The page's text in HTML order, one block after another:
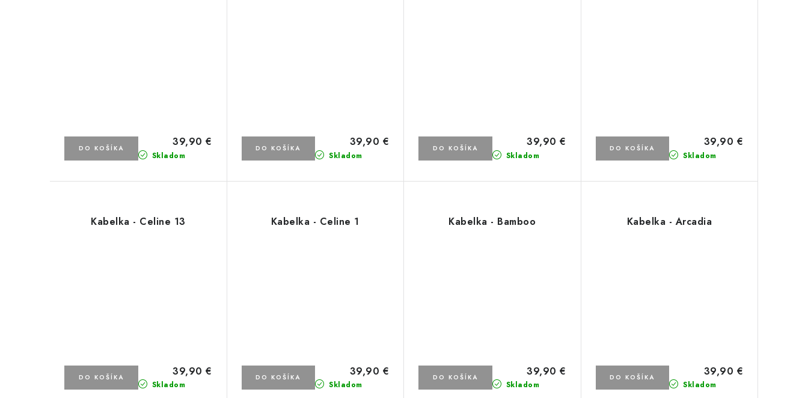
Skladom
39,90 €
DO KOŠÍKA
Skladom
39,90 €
DO KOŠÍKA
Skladom
39,90 €
DO KOŠÍKA
Skladom
39,90 €
DO KOŠÍKA
Kabelka - Celine 13
Skladom
39,90 €
DO KOŠÍKA
Kabelka - Celine 1
Skladom
39,90 €
DO KOŠÍKA
Kabelka - Bamboo
Skladom
39,90 €
DO KOŠÍKA
Kabelka - Arcadia
Skladom
39,90 €
DO KOŠÍKA